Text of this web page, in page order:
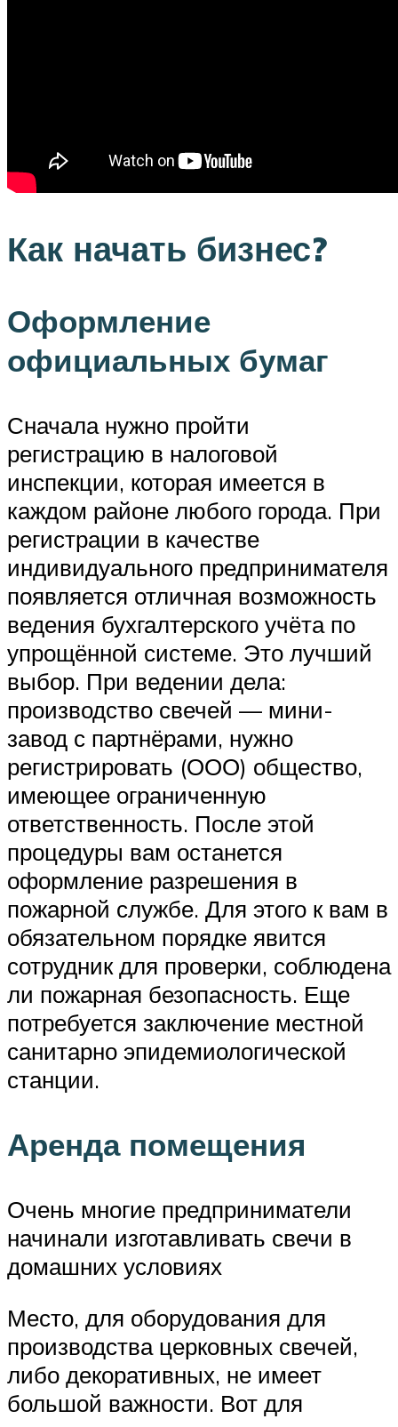
Как начать бизнес?
Оформление
официальных бумаг
Сначала нужно пройти
регистрацию в налоговой
инспекции, которая имеется в
каждом районе любого города. При
регистрации в качестве
индивидуального предпринимателя
появляется отличная возможность
ведения бухгалтерского учёта по
упрощённой системе. Это лучший
выбор. При ведении дела:
производство свечей — мини-
завод с партнёрами, нужно
регистрировать (ООО) общество,
имеющее ограниченную
ответственность. После этой
процедуры вам останется
оформление разрешения в
пожарной службе. Для этого к вам в
обязательном порядке явится
сотрудник для проверки, соблюдена
ли пожарная безопасность. Еще
потребуется заключение местной
санитарно эпидемиологической
станции.
Аренда помещения
Очень многие предприниматели
начинали изготавливать свечи в
домашних условиях
Место, для оборудования для
производства церковных свечей,
либо декоративных, не имеет
большой важности. Вот для